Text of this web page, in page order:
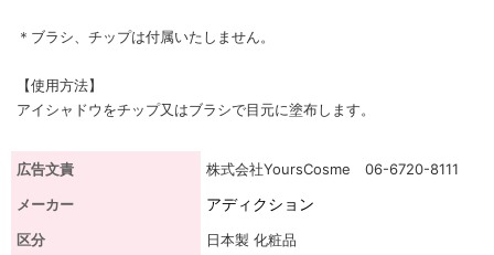
＊ブラシ、チップは付属いたしません。
【使用方法】
アイシャドウをチップ又はブラシで目元に塗布します。
広告文責
株式会社YoursCosme 06-6720-8111
メーカー
アディクション
区分 日本製 化粧品